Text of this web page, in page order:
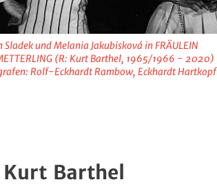
Sladek und Melania Jakubisková in FRÄULEIN
(R: Kurt Barthel, 1965/1966 - 2020)
Rolf-Eckhardt Rambow, Eckhardt Hartkopf
Kurt Barthel